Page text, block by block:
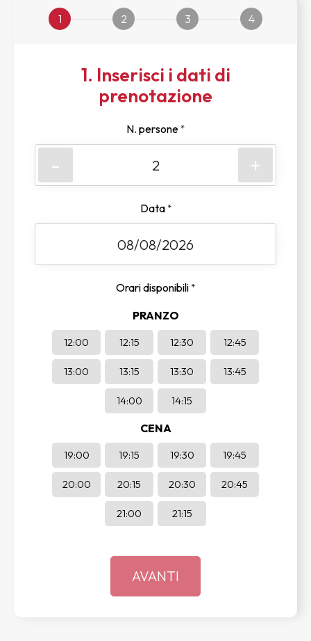
1 2 3 4
1. Inserisci i dati di
prenotazione
N. persone *
- +
Data *
Orari disponibili *
PRANZO
12:00 12:15 12:30 12:45
13:00 13:15 13:30 13:45
14:00 14:15
CENA
19:00 19:15 19:30 19:45
20:00 20:15 20:30 20:45
21:00 21:15